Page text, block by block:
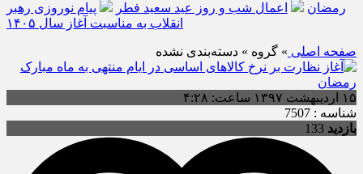
رمضان
اعمال شب و روز عید سعید فطر
پیام نوروزی رهبر
انقلاب به مناسبت آغاز سال ۱۴۰۵
صفحه اصلی » گروه » دسته‌بندی نشده
۱۵ اردیبهشت ۱۳۹۷ ساعت: ۴:۲۸
شناسه : 7507
بازدید 133